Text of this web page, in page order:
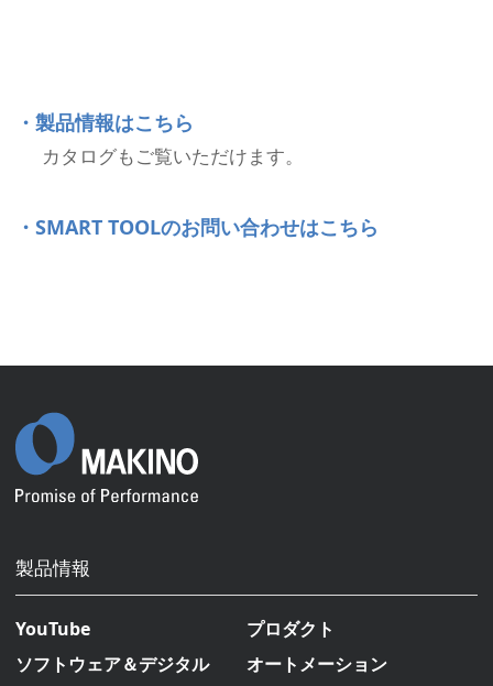
・製品情報はこちら
カタログもご覧いただけます。
・SMART TOOLのお問い合わせはこちら
製品情報
YouTube
プロダクト
ソフトウェア＆デジタル
オートメーション